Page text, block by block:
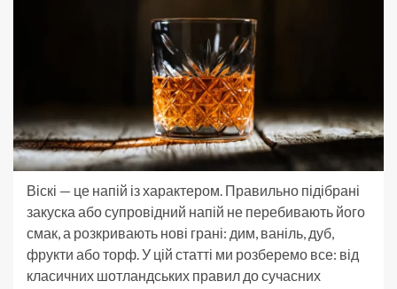
Віскі — це напій із характером. Правильно підібрані
закуска або супровідний напій не перебивають його
смак, а розкривають нові грані: дим, ваніль, дуб,
фрукти або торф. У цій статті ми розберемо все: від
класичних шотландських правил до сучасних